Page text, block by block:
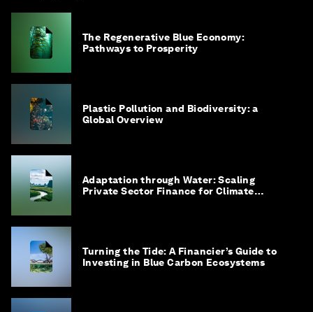
The Regenerative Blue Economy:
Pathways to Prosperity
Plastic Pollution and Biodiversity: a
Global Overview
Adaptation through Water: Scaling
Private Sector Finance for Climate
Turning the Tide: A Financier’s Guide to
Investing in Blue Carbon Ecosystems